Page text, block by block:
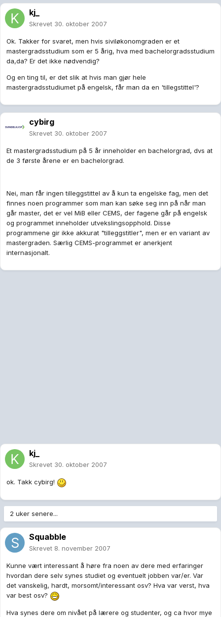
kj_
Skrevet 30. oktober 2007
Ok. Takker for svaret, men hvis siviløkonomgraden er et
mastergradsstudium som er 5 årig, hva med bachelorgradsstudium
da,da? Er det ikke nødvendig?
Og en ting til, er det slik at hvis man gjør hele
mastergradsstudiumet på engelsk, får man da en 'tillegstittel'?
cybirg
Skrevet 30. oktober 2007
Et mastergradsstudium på 5 år inneholder en bachelorgrad, dvs at
de 3 første årene er en bachelorgrad.
Nei, man får ingen tilleggstittel av å kun ta engelske fag, men det
finnes noen programmer som man kan søke seg inn på når man
går master, det er vel MiB eller CEMS, der fagene går på engelsk
og programmet inneholder utvekslingsopphold. Disse
programmene gir ikke akkurat "tilleggstitler", men er en variant av
mastergraden. Særlig CEMS-programmet er anerkjent
internasjonalt.
kj_
Skrevet 30. oktober 2007
ok. Takk cybirg!
2 uker senere...
Squabble
Skrevet 8. november 2007
Kunne vært interessant å høre fra noen av dere med erfaringer
hvordan dere selv synes studiet og eventuelt jobben var/er. Var
det vanskelig, hardt, morsomt/interessant osv? Hva var verst, hva
var best osv?
Hva synes dere om nivået på lærere og studenter, og ca hvor mye